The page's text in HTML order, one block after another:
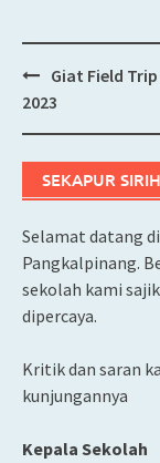
Post
Giat Field
2023
SEKAPUR SIRIH
Selamat datang
Pangkalpinang.
sekolah kami
dipercaya.
Kritik dan saran
kunjungannya
Kepala Sekolah